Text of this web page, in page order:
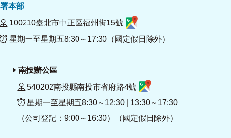
署本部
100210臺北市中正區福州街15號
星期一至星期五8:30～17:30（國定假日除外）
南投辦公區
540202南投縣南投市省府路4號
星期一至星期五8:30～12:30 | 13:30～17:30
（公司登記：9:00～16:30）（國定假日除外）